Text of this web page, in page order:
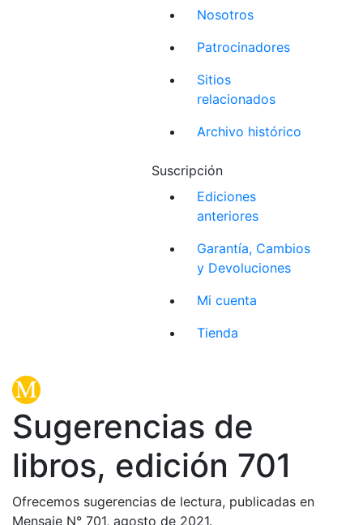
Nosotros
Patrocinadores
Sitios
relacionados
Archivo histórico
Suscripción
Ediciones
anteriores
Garantía, Cambios
y Devoluciones
Mi cuenta
Tienda
Sugerencias de
libros, edición 701
Ofrecemos sugerencias de lectura, publicadas en
Mensaje N° 701, agosto de 2021.